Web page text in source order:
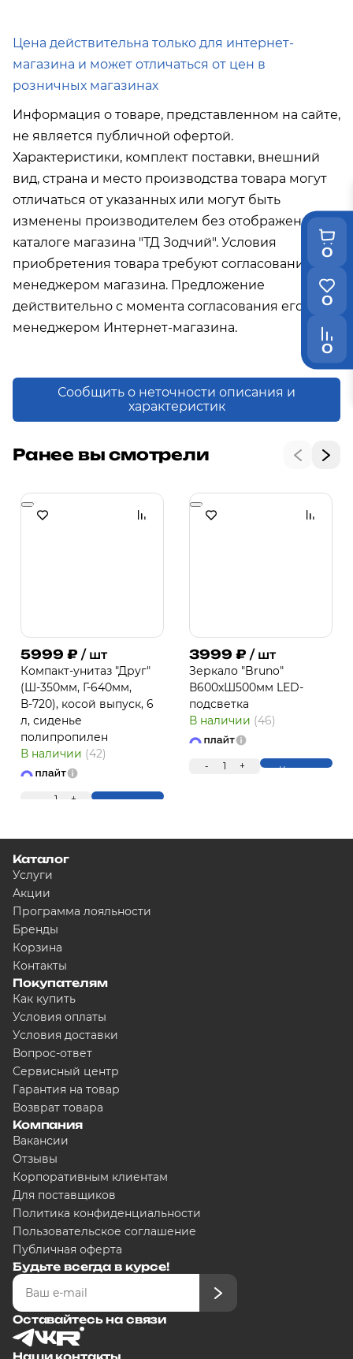
0
0
0
Разбейте оплату на
любого банка
Получайте товар выбранный
Оставшиеся части будут
Цена действительна только для интернет-
магазина и может отличаться от цен в
розничных магазинах
Информация о товаре, представленном на сайте,
не является публичной офертой.
Характеристики, комплект поставки, внешний
вид, страна и место производства товара могут
отличаться от указанных или могут быть
изменены производителем без отображения в
каталоге магазина "ТД Зодчий". Условия
приобретения товара требуют согласования с
менеджером магазина. Предложение
действительно с момента согласования его с
менеджером Интернет-магазина.
Сообщить о неточности описания и
характеристик
Ранее вы смотрели
5999 ₽ / шт
Компакт-унитаз "Друг"
(Ш-350мм, Г-640мм,
В-720), косой выпуск, 6
л, сиденье
полипропилен
В наличии (42)
1 + Купить
3999 ₽ / шт
Зеркало "Bruno"
В600хШ500мм LED-
подсветка
В наличии (46)
- 1 + Купить
Каталог
Услуги
Акции
Программа лояльности
Бренды
Корзина
Контакты
Покупателям
Как купить
Условия оплаты
Условия доставки
Вопрос-ответ
Сервисный центр
Гарантия на товар
Возврат товара
Компания
Вакансии
Отзывы
Корпоративным клиентам
Для поставщиков
Политика конфиденциальности
Пользовательское соглашение
Публичная оферта
Будьте всегда в курсе!
Оставайтесь на связи
Наши контакты